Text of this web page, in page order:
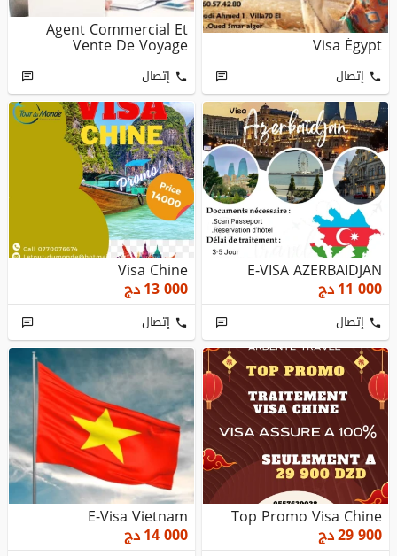
Visa Égypt
إتصال
Agent Commercial Et
Vente De Voyage
إتصال
E-VISA AZERBAIDJAN
11 000دج
إتصال
Visa Chine
13 000دج
إتصال
Top Promo Visa Chine
29 900دج
E-Visa Vietnam
14 000دج